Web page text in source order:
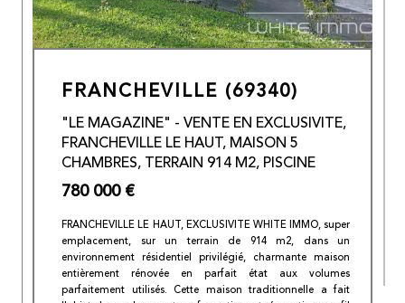
FRANCHEVILLE (69340)
"LE MAGAZINE" - VENTE EN EXCLUSIVITE,
FRANCHEVILLE LE HAUT, MAISON 5
CHAMBRES, TERRAIN 914 M2, PISCINE
780 000 €
FRANCHEVILLE LE HAUT, EXCLUSIVITE WHITE IMMO, super
emplacement, sur un terrain de 914 m2, dans un
environnement résidentiel privilégié, charmante maison
entièrement rénovée en parfait état aux volumes
parfaitement utilisés. Cette maison traditionnelle a fait